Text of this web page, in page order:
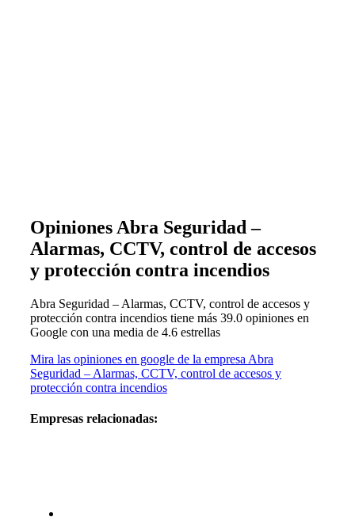
Opiniones Abra Seguridad –
Alarmas, CCTV, control de accesos
y protección contra incendios
Abra Seguridad – Alarmas, CCTV, control de accesos y
protección contra incendios tiene más 39.0 opiniones en
Google con una media de 4.6 estrellas
Mira las opiniones en google de la empresa Abra
Seguridad – Alarmas, CCTV, control de accesos y
protección contra incendios
Empresas relacionadas: